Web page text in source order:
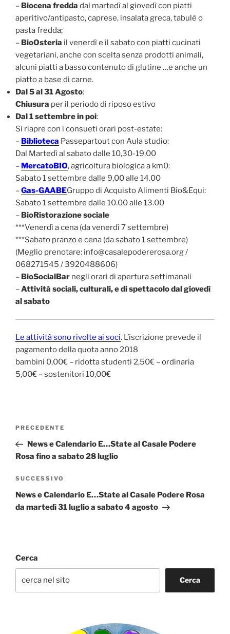
– Biocena fredda dal martedì al giovedì con piatti
aperitivo/antipasto, caprese, insalata greca, tabulè o
pasta fredda;
– BioOsteria il venerdì e il sabato con piatti cucinati
vegetariani, anche con scelta senza prodotti animali,
alcuni piatti a basso contenuto di glutine …e anche un
piatto a base di carne.
Dal 5 al 31 Agosto:
Chiusura per il periodo di riposo estivo
Dal 1 settembre in poi:
Si riapre con i consueti orari post-estate:
– Biblioteca Passepartout con Aula studio:
Dal Martedì al sabato dalle 10,30-19,00
– MercatoBIO, agricoltura biologica a km0:
Sabato 1 settembre dalle 9,00 alle 14.00
–Gas-GAABEGruppo di Acquisto Alimenti Bio&Equi:
Sabato 1 settembre dalle 10.00 alle 13.00
– BioRistorazione sociale
***Venerdì a cena (da venerdì 7 settembre)
***Sabato pranzo e cena (da sabato 1 settembre)
(Meglio prenotare: info@casalepodererosa.org /
068271545 / 3920488606)
– BioSocialBar negli orari di apertura settimanali
–Attività sociali, culturali, e di spettacolo dal giovedì
al sabato
Le attività sono rivolte ai soci. L’iscrizione prevede il
pagamento della quota anno 2018
bambini 0,00€ – ridotta studenti 2,50€ – ordinaria
5,00€ – sostenitori 10,00€
Navigazione
Articolo
precedente:
PRECEDENTE
News e Calendario E…State al Casale Podere
Rosa fino a sabato 28 luglio
Articolo
successivo
SUCCESSIVO
News e Calendario E…State al Casale Podere Rosa
da martedì 31 luglio a sabato 4 agosto
Cerca
Cerca